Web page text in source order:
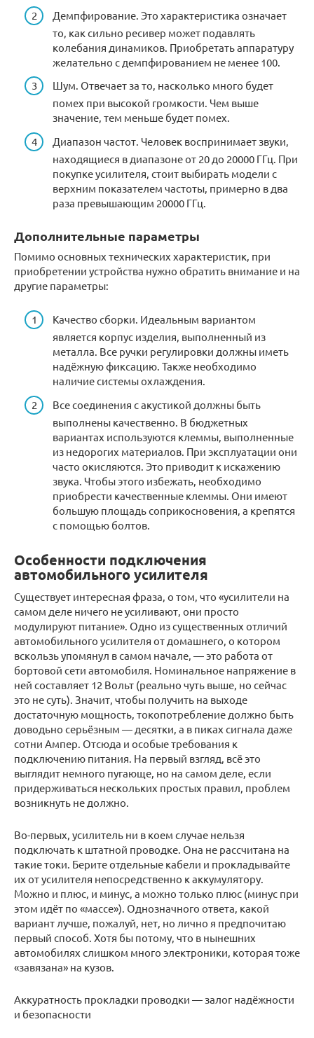
Демпфирование. Это характеристика означает
то, как сильно ресивер может подавлять
колебания динамиков. Приобретать аппаратуру
желательно с демпфированием не менее 100.
Шум. Отвечает за то, насколько много будет
помех при высокой громкости. Чем выше
значение, тем меньше будет помех.
Диапазон частот. Человек воспринимает звуки,
находящиеся в диапазоне от 20 до 20000 ГГц. При
покупке усилителя, стоит выбирать модели с
верхним показателем частоты, примерно в два
раза превышающим 20000 ГГц.
Дополнительные параметры
Помимо основных технических характеристик, при
приобретении устройства нужно обратить внимание и на
другие параметры:
Качество сборки. Идеальным вариантом
является корпус изделия, выполненный из
металла. Все ручки регулировки должны иметь
надёжную фиксацию. Также необходимо
наличие системы охлаждения.
Все соединения с акустикой должны быть
выполнены качественно. В бюджетных
вариантах используются клеммы, выполненные
из недорогих материалов. При эксплуатации они
часто окисляются. Это приводит к искажению
звука. Чтобы этого избежать, необходимо
приобрести качественные клеммы. Они имеют
большую площадь соприкосновения, а крепятся
с помощью болтов.
Особенности подключения
автомобильного усилителя
Существует интересная фраза, о том, что «усилители на
самом деле ничего не усиливают, они просто
модулируют питание». Одно из существенных отличий
автомобильного усилителя от домашнего, о котором
вскользь упомянул в самом начале, — это работа от
бортовой сети автомобиля. Номинальное напряжение в
ней составляет 12 Вольт (реально чуть выше, но сейчас
это не суть). Значит, чтобы получить на выходе
достаточную мощность, токопотребление должно быть
доводьно серьёзным — десятки, а в пиках сигнала даже
сотни Ампер. Отсюда и особые требования к
подключению питания. На первый взгляд, всё это
выглядит немного пугающе, но на самом деле, если
придерживаться нескольких простых правил, проблем
возникнуть не должно.
Во-первых, усилитель ни в коем случае нельзя
подключать к штатной проводке. Она не рассчитана на
такие токи. Берите отдельные кабели и прокладывайте
их от усилителя непосредственно к аккумулятору.
Можно и плюс, и минус, а можно только плюс (минус при
этом идёт по «массе»). Однозначного ответа, какой
вариант лучше, пожалуй, нет, но лично я предпочитаю
первый способ. Хотя бы потому, что в нынешних
автомобилях слишком много электроники, которая тоже
«завязана» на кузов.
Аккуратность прокладки проводки — залог надёжности
и безопасности